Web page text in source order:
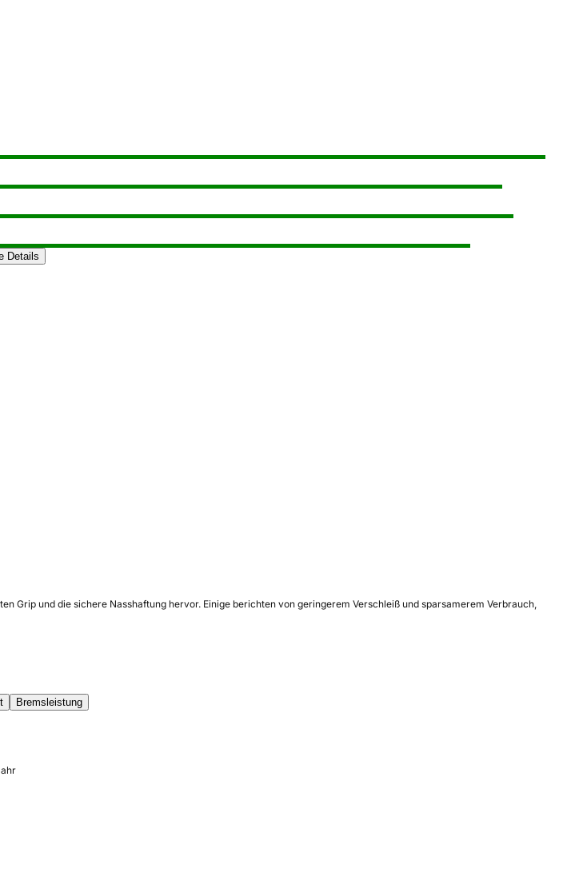
Details
Grip und die sichere Nasshaftung hervor. Einige berichten von geringerem Verschleiß und sparsamerem Verbrauch,
Bremsleistung